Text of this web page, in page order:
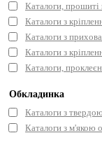
Каталоги, прошиті
Каталоги з
Каталоги з
Каталоги з
Каталоги,
Обкладинка
Каталоги з
Каталоги з м'якою